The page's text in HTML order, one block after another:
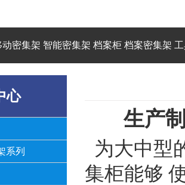
密集架 智能密集架 档案柜 档案密集架
心
系列
生产
为大中型
集柜能够